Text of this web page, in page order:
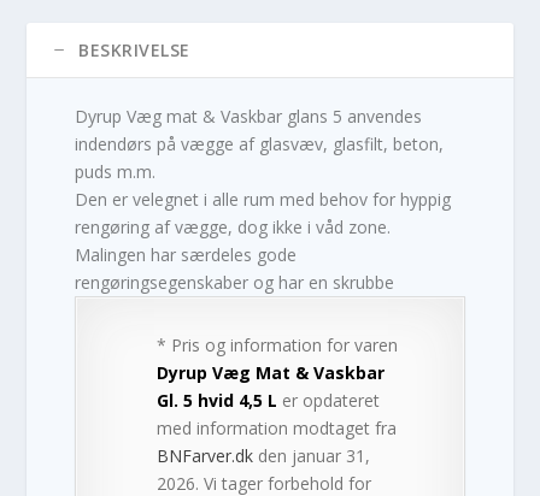
BESKRIVELSE
Dyrup Væg mat & Vaskbar glans 5 anvendes
indendørs på vægge af glasvæv, glasfilt, beton,
puds m.m.
Den er velegnet i alle rum med behov for hyppig
rengøring af vægge, dog ikke i våd zone.
Malingen har særdeles gode
rengøringsegenskaber og har en skrubbe
* Pris og information for varen
Dyrup Væg Mat & Vaskbar
Gl. 5 hvid 4,5 L er opdateret
med information modtaget fra
BNFarver.dk den januar 31,
2026. Vi tager forbehold for